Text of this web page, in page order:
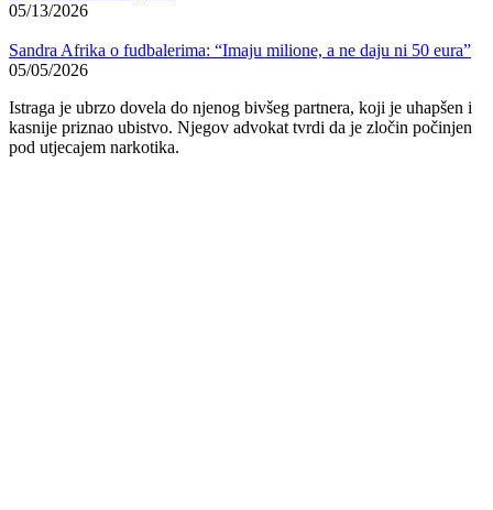
05/13/2026
Sandra Afrika o fudbalerima: “Imaju milione, a ne daju ni 50 eura”
05/05/2026
Istraga je ubrzo dovela do njenog bivšeg partnera, koji je uhapšen i
kasnije priznao ubistvo. Njegov advokat tvrdi da je zločin počinjen
pod utjecajem narkotika.